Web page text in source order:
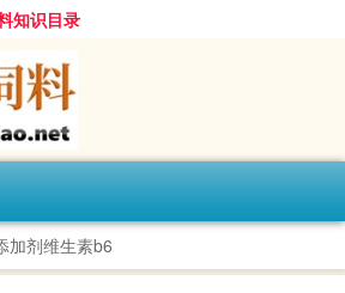
知识目录
加剂维生素b6